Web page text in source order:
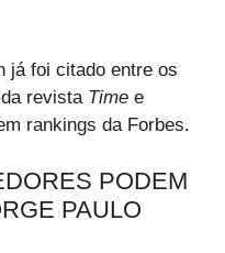
já foi citado entre os
revista Time e
rankings da Forbes.
PODEM
PAULO